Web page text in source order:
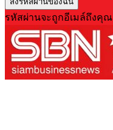
รหัสผ่านจะถูกอีเมล์ถึงคุณ